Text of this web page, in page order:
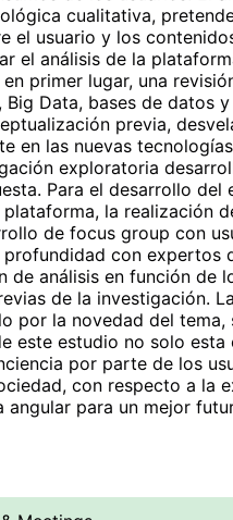
cualitativa,
el usuario y los
el análisis de la
primer lugar, una
Data, bases de datos
previa,
en las nuevas
exploratoria
Para el desarrollo
la realización
de focus group con
con expertos
de análisis en función de
de la investigación.
por la novedad del
este estudio no solo
por parte de los
con respecto a la
angular para un mejor